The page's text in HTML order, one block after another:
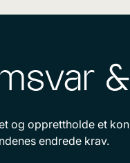
og opprettholde et
endrede krav.